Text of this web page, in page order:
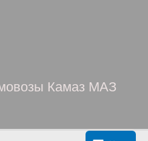
Камаз МАЗ